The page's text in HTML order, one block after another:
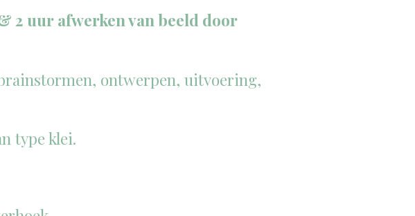
2 uur afwerken van beeld door
ontwerpen, uitvoering,
type klei.